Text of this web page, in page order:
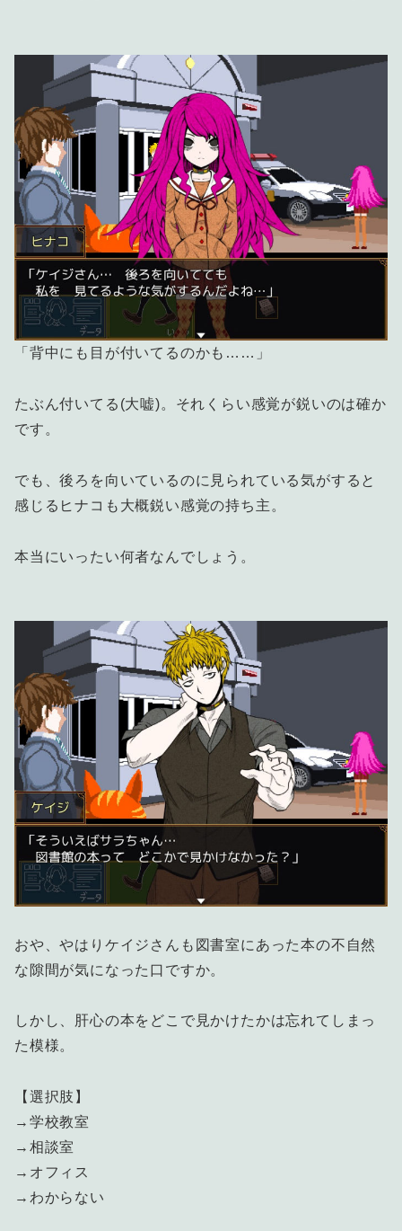
「背中にも目が付いてるのかも……」
たぶん付いてる(大嘘)。それくらい感覚が鋭いのは確か
です。
でも、後ろを向いているのに見られている気がすると
感じるヒナコも大概鋭い感覚の持ち主。
本当にいったい何者なんでしょう。
おや、やはりケイジさんも図書室にあった本の不自然
な隙間が気になった口ですか。
しかし、肝心の本をどこで見かけたかは忘れてしまっ
た模様。
【選択肢】
→学校教室
→相談室
→オフィス
→わからない